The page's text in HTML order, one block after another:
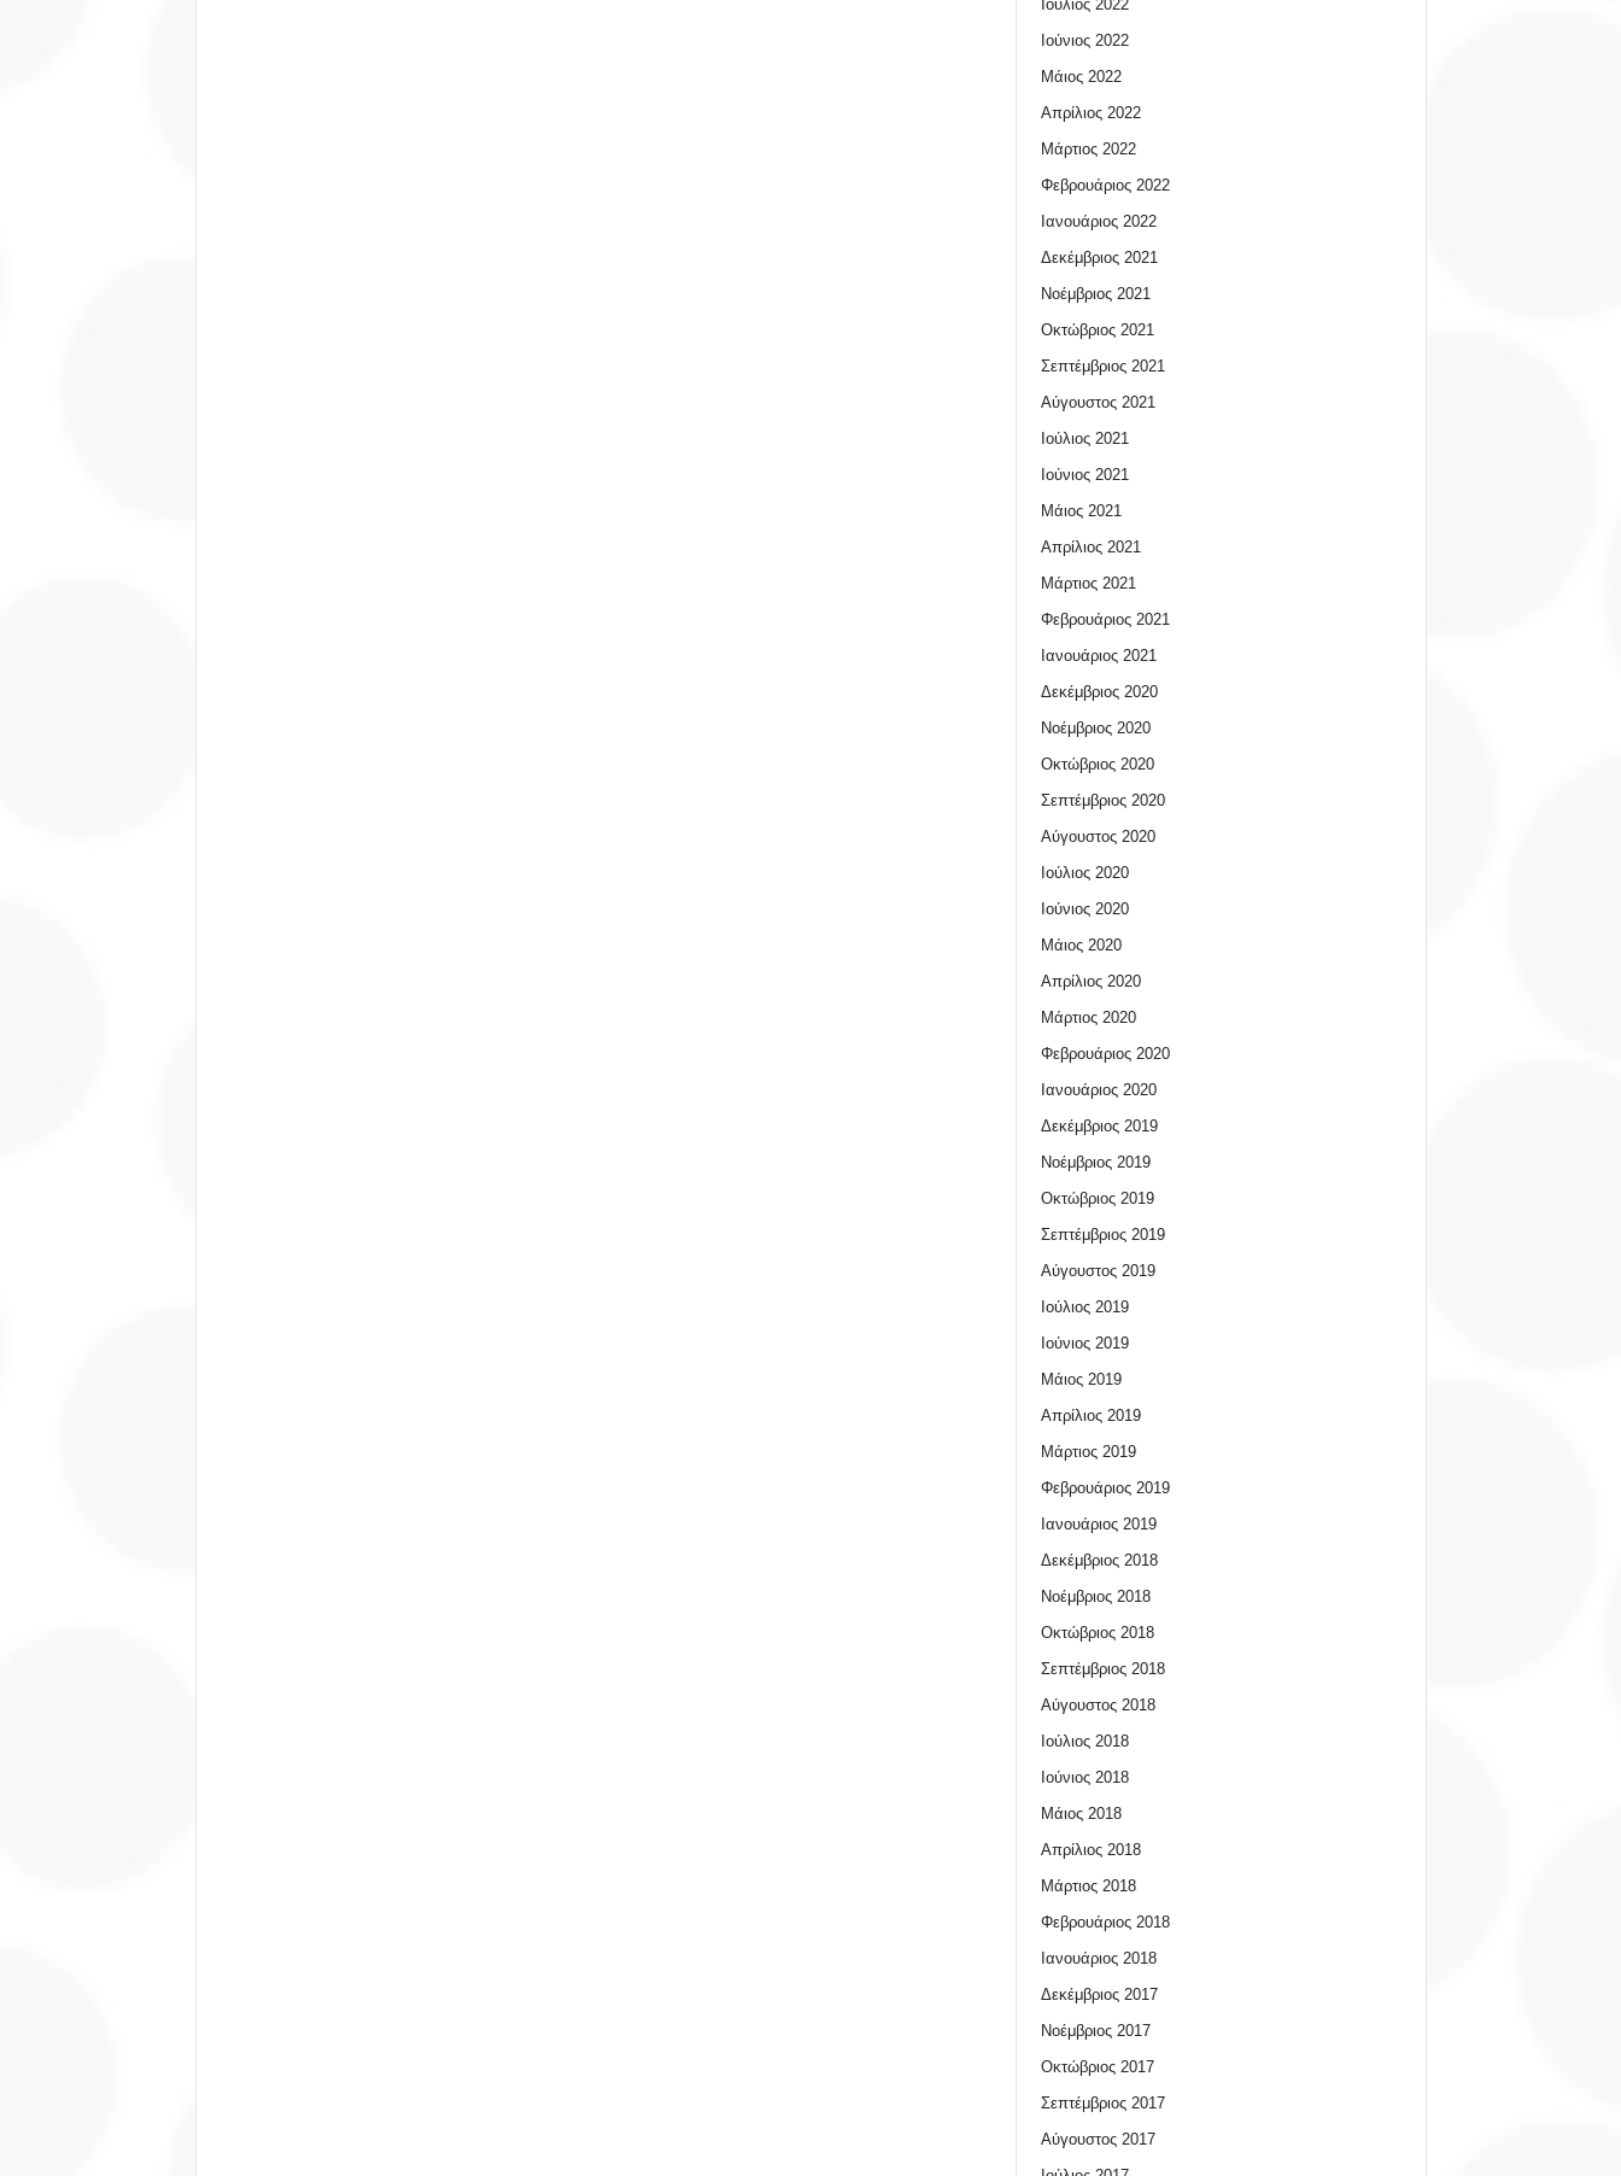
Ιούλιος 2022
Ιούνιος 2022
Μάιος 2022
Απρίλιος 2022
Μάρτιος 2022
Φεβρουάριος 2022
Ιανουάριος 2022
Δεκέμβριος 2021
Νοέμβριος 2021
Οκτώβριος 2021
Σεπτέμβριος 2021
Αύγουστος 2021
Ιούλιος 2021
Ιούνιος 2021
Μάιος 2021
Απρίλιος 2021
Μάρτιος 2021
Φεβρουάριος 2021
Ιανουάριος 2021
Δεκέμβριος 2020
Νοέμβριος 2020
Οκτώβριος 2020
Σεπτέμβριος 2020
Αύγουστος 2020
Ιούλιος 2020
Ιούνιος 2020
Μάιος 2020
Απρίλιος 2020
Μάρτιος 2020
Φεβρουάριος 2020
Ιανουάριος 2020
Δεκέμβριος 2019
Νοέμβριος 2019
Οκτώβριος 2019
Σεπτέμβριος 2019
Αύγουστος 2019
Ιούλιος 2019
Ιούνιος 2019
Μάιος 2019
Απρίλιος 2019
Μάρτιος 2019
Φεβρουάριος 2019
Ιανουάριος 2019
Δεκέμβριος 2018
Νοέμβριος 2018
Οκτώβριος 2018
Σεπτέμβριος 2018
Αύγουστος 2018
Ιούλιος 2018
Ιούνιος 2018
Μάιος 2018
Απρίλιος 2018
Μάρτιος 2018
Φεβρουάριος 2018
Ιανουάριος 2018
Δεκέμβριος 2017
Νοέμβριος 2017
Οκτώβριος 2017
Σεπτέμβριος 2017
Αύγουστος 2017